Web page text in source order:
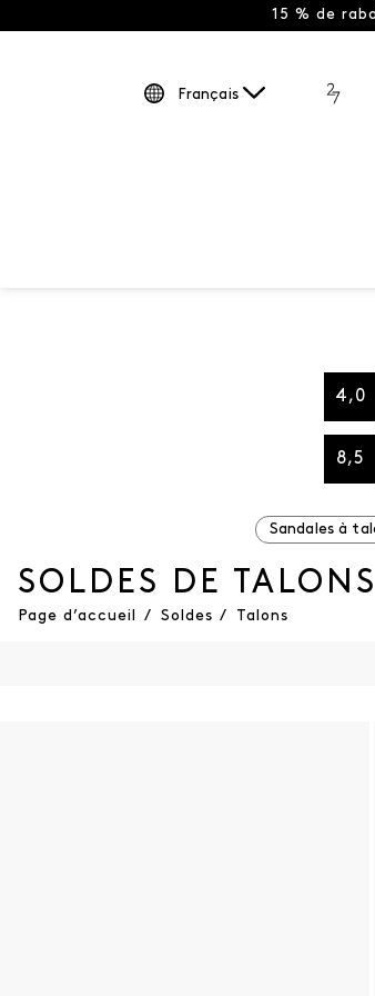
15 % de
Français
4,0
8,5
Sandales à
SOLDES DE
Page d’accueil / Soldes / Talons